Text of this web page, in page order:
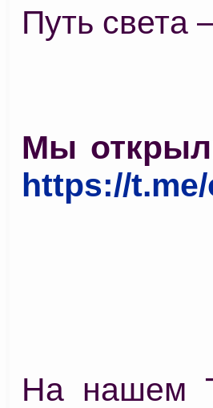
Путь света
Мы
https://
На нашем